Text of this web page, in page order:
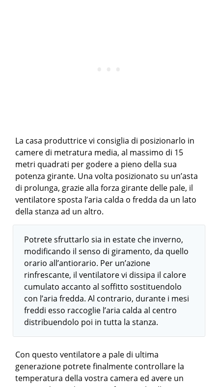
La casa produttrice vi consiglia di posizionarlo in
camere di metratura media, al massimo di 15
metri quadrati per godere a pieno della sua
potenza girante. Una volta posizionato su un’asta
di prolunga, grazie alla forza girante delle pale, il
ventilatore sposta l’aria calda o fredda da un lato
della stanza ad un altro.
Potrete sfruttarlo sia in estate che inverno,
modificando il senso di giramento, da quello
orario all’antiorario. Per un’azione
rinfrescante, il ventilatore vi dissipa il calore
cumulato accanto al soffitto sostituendolo
con l’aria fredda. Al contrario, durante i mesi
freddi esso raccoglie l’aria calda al centro
distribuendolo poi in tutta la stanza.
Con questo ventilatore a pale di ultima
generazione potrete finalmente controllare la
temperatura della vostra camera ed avere un